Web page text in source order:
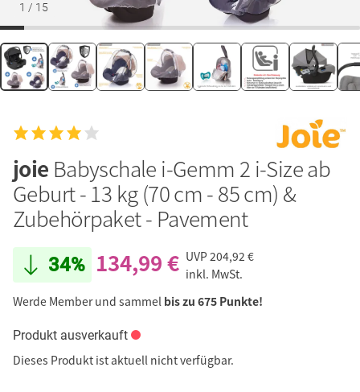
1 / 15
joie Babyschale i-Gemm 2 i-Size ab
Geburt - 13 kg (70 cm - 85 cm) &
Zubehörpaket - Pavement
34% 134,99 € UVP204,92 €
inkl. MwSt.
Werde Member und sammel bis zu 675 Punkte!
Produkt ausverkauft
Dieses Produkt ist aktuell nicht verfügbar.